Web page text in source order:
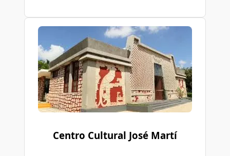
Centro Cultural José Martí